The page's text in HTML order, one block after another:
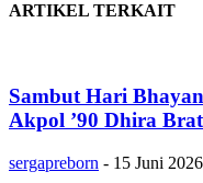
ARTIKEL TERKAIT
Sambut Hari
Akpol ’90 Dhira
sergapreborn - 15 Juni 2026